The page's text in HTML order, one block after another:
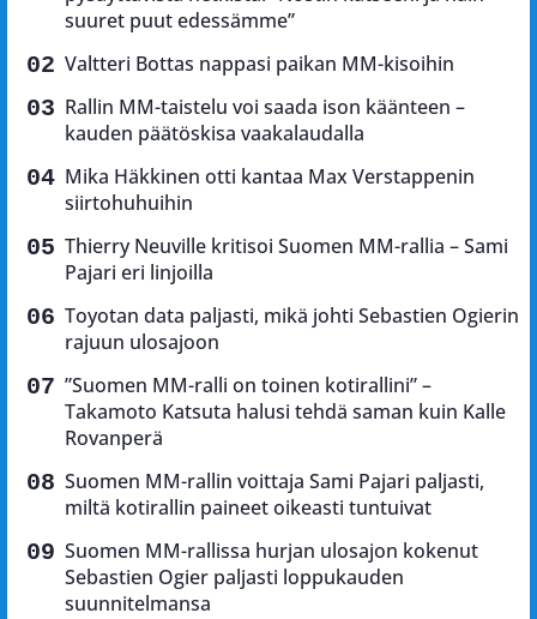
suuret puut edessämme”
Valtteri Bottas nappasi paikan MM-kisoihin
Rallin MM-taistelu voi saada ison käänteen –
kauden päätöskisa vaakalaudalla
Mika Häkkinen otti kantaa Max Verstappenin
siirtohuhuihin
Thierry Neuville kritisoi Suomen MM-rallia – Sami
Pajari eri linjoilla
Toyotan data paljasti, mikä johti Sebastien Ogierin
rajuun ulosajoon
”Suomen MM-ralli on toinen kotirallini” –
Takamoto Katsuta halusi tehdä saman kuin Kalle
Rovanperä
Suomen MM-rallin voittaja Sami Pajari paljasti,
miltä kotirallin paineet oikeasti tuntuivat
Suomen MM-rallissa hurjan ulosajon kokenut
Sebastien Ogier paljasti loppukauden
suunnitelmansa